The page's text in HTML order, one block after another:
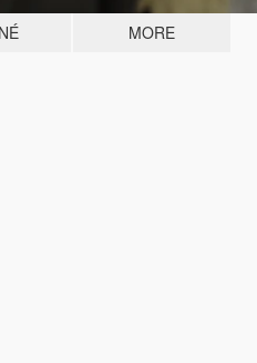
MORE